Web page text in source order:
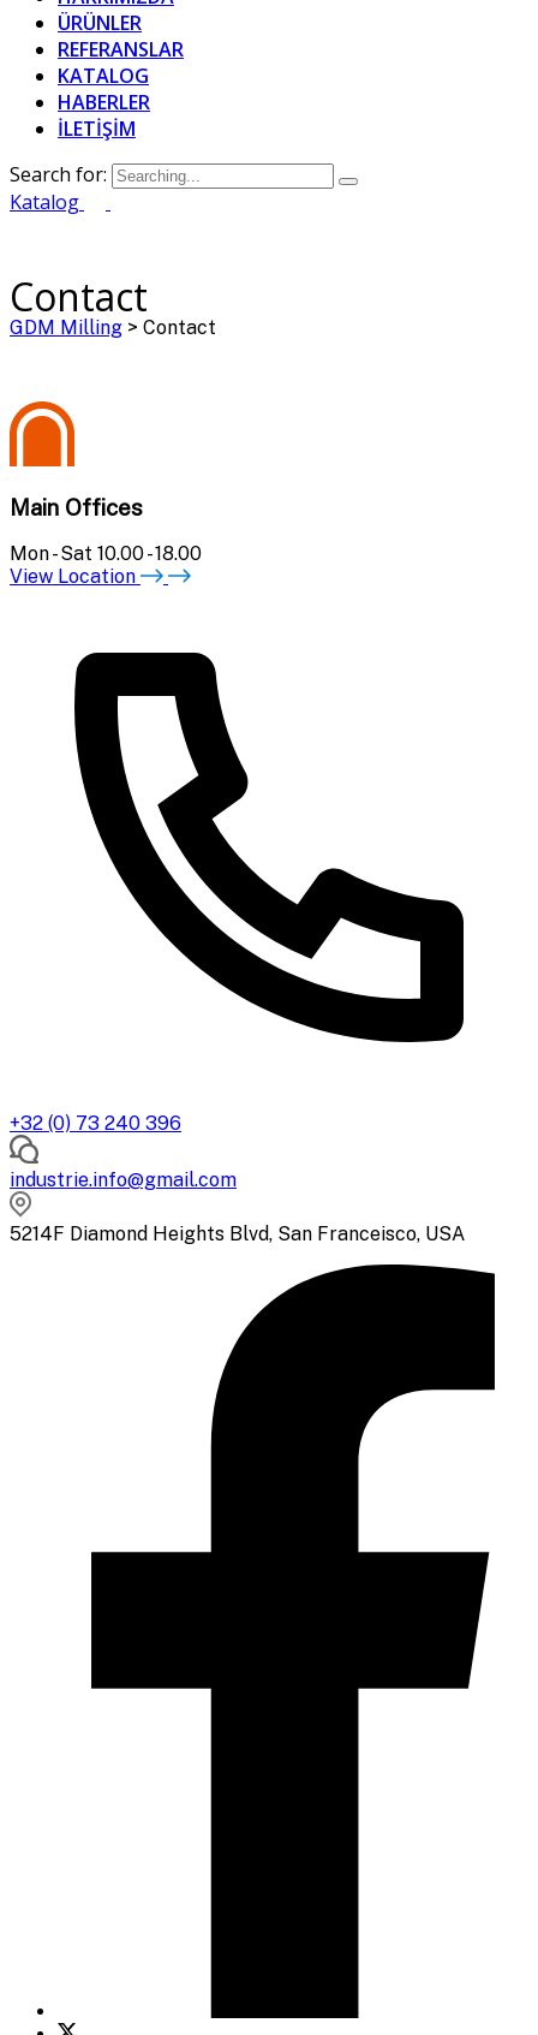
ÜRÜNLER
REFERANSLAR
KATALOG
HABERLER
İLETİŞİM
Search for:
Katalog
Contact
GDM Milling > Contact
Main Offices
Mon - Sat 10.00 - 18.00
View Location
+32 (0) 73 240 396
industrie.info@gmail.com
5214F Diamond Heights Blvd, San Franceisco, USA